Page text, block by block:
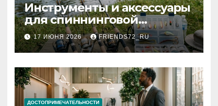
Инструменты и аксессуары
для спиннинговой
рыбалки: назначение и
типы
17 ИЮНЯ 2026 FRIENDS72_RU
ДОСТОПРИМЕЧАТЕЛЬНОСТИ